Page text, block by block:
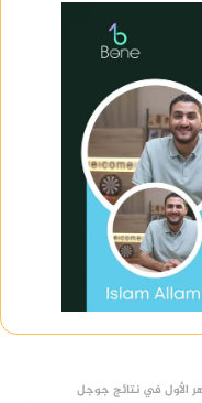
الأول في نتائج جوجل